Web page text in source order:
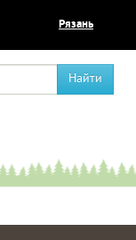
Рязань
Найти